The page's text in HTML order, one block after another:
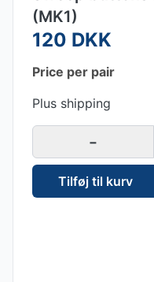
(MK1)
120 DKK
Price per pair
Plus shipping
−
Tilføj til kurv